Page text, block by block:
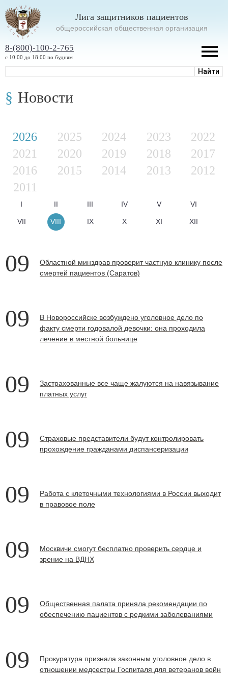
Лига защитников пациентов
oбщероссийская общественная организация
8-(800)-100-2-765
с 10:00 до 18:00 по будням
Новости
2026 2025 2024 2023
2022
2021
2020 2019 2018
2017
2016
2015 2014 2013
2012
2011
I II III IV V VI
VII VIII IX X XI XII
09
Областной минздрав проверит частную клинику после
смертей пациентов (Саратов)
09
В Новороссийске возбуждено уголовное дело по
факту смерти годовалой девочки: она проходила
лечение в местной больнице
09
Застрахованные все чаще жалуются на навязывание
платных услуг
09
Страховые представители будут контролировать
прохождение гражданами диспансеризации
09
Работа с клеточными технологиями в России выходит
в правовое поле
09
Москвичи смогут бесплатно проверить сердце и
зрение на ВДНХ
09
Общественная палата приняла рекомендации по
обеспечению пациентов с редкими заболеваниями
09
Прокуратура признала законным уголовное дело в
отношении медсестры Госпиталя для ветеранов войн